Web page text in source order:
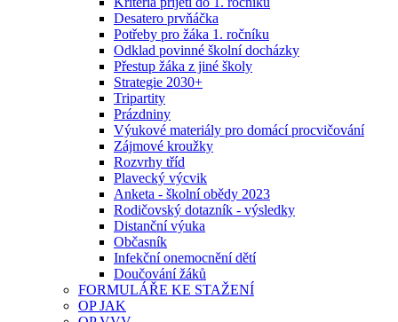
Desatero prvňáčka
Potřeby pro žáka 1. ročníku
Odklad povinné školní docházky
Přestup žáka z jiné školy
Strategie 2030+
Tripartity
Prázdniny
Výukové materiály pro domácí procvičování
Zájmové kroužky
Rozvrhy tříd
Plavecký výcvik
Anketa - školní obědy 2023
Rodičovský dotazník - výsledky
Distanční výuka
Občasník
Infekční onemocnění dětí
Doučování žáků
FORMULÁŘE KE STAŽENÍ
OP JAK